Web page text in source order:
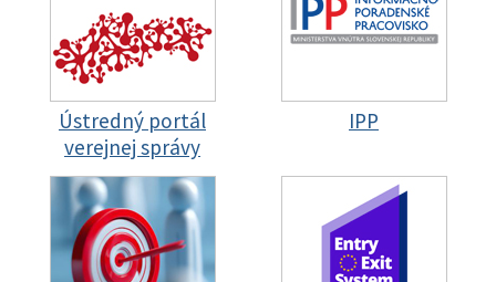
Ústredný portál
verejnej správy
IPP